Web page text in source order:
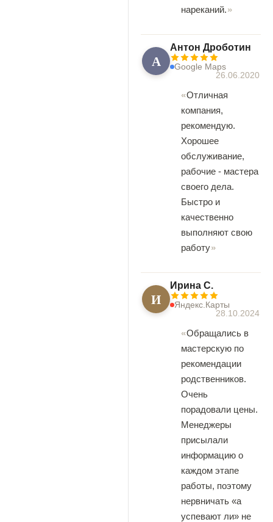
нареканий.
А
Антон Дроботин
Google Maps
26.06.2020
Отличная
компания,
рекомендую.
Хорошее
обслуживание,
рабочие - мастера
своего дела.
Быстро и
качественно
выполняют свою
работу
И
Ирина С.
Яндекс.Карты
28.10.2024
Обращались в
мастерскую по
рекомендации
родственников.
Очень
порадовали цены.
Менеджеры
присылали
информацию о
каждом этапе
работы, поэтому
нервничать «а
успевают ли» не